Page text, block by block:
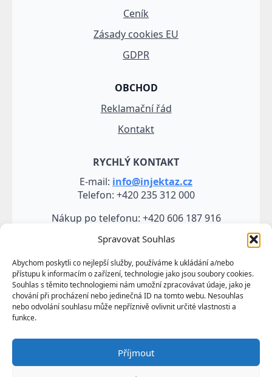
Spravovat Souhlas
Abychom poskytli co nejlepší služby, používáme k ukládání a/nebo
přístupu k informacím o zařízení, technologie jako jsou soubory cookies.
Souhlas s těmito technologiemi nám umožní zpracovávat údaje, jako je
chování při procházení nebo jedinečná ID na tomto webu. Nesouhlas
nebo odvolání souhlasu může nepříznivě ovlivnit určité vlastnosti a
funkce.
Příjmout
Ceník
Zásady cookies EU
GDPR
OBCHOD
Reklamační řád
Kontakt
RYCHLÝ KONTAKT
E-mail: info@injektaz.cz
Telefon: +420 235 312 000
Nákup po telefonu: +420 606 187 916
Veškeré údaje, zejména texty a fotografie uvedené na
těchto webových stránkách jsou výtvorem a
vlastnictvím společnosti TRUMF sanace s.r.o.